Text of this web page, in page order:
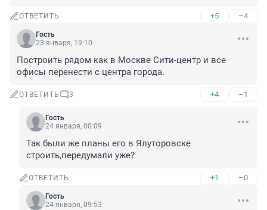
ОТВЕТИТЬ +5 –4
Гость
23 января, 19:10
Построить рядом как в Москве Сити-центр и все
офисы перенести с центра города.
ОТВЕТИТЬ 3 +4 –1
Гость
24 января, 00:09
Так были же планы его в Ялуторовске
строить,передумали уже?
ОТВЕТИТЬ +1 –0
Гость
24 января, 09:53